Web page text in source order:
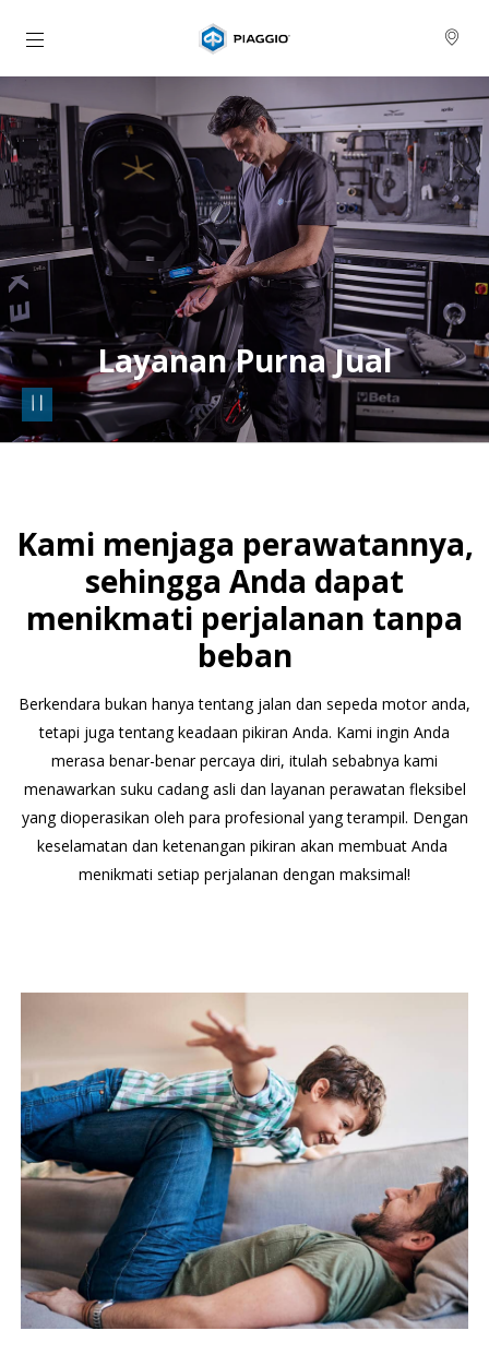
Buka konten utama
pause
Layanan Purna Jual
Kami menjaga perawatannya,
sehingga Anda dapat
menikmati perjalanan tanpa
beban
Berkendara bukan hanya tentang jalan dan sepeda motor anda,
tetapi juga tentang keadaan pikiran Anda. Kami ingin Anda
merasa benar-benar percaya diri, itulah sebabnya kami
menawarkan suku cadang asli dan layanan perawatan fleksibel
yang dioperasikan oleh para profesional yang terampil. Dengan
keselamatan dan ketenangan pikiran akan membuat Anda
menikmati setiap perjalanan dengan maksimal!